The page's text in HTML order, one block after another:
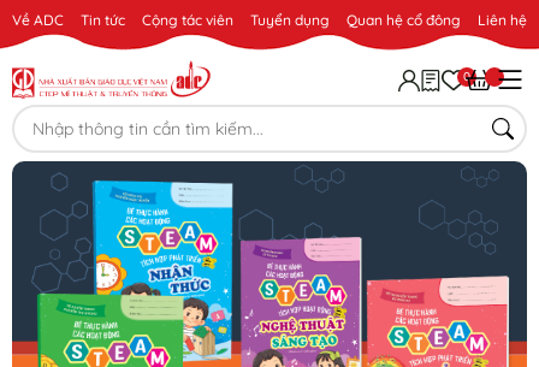
Về ADC Tin tức Cộng tác viên Tuyển dụng Quan hệ cổ đông Liên hệ
0